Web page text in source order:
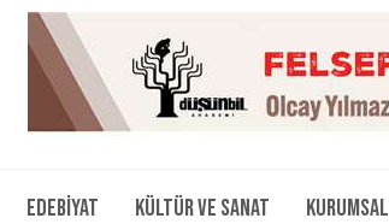
Edebiyat Kültür ve Sanat Kurumsal